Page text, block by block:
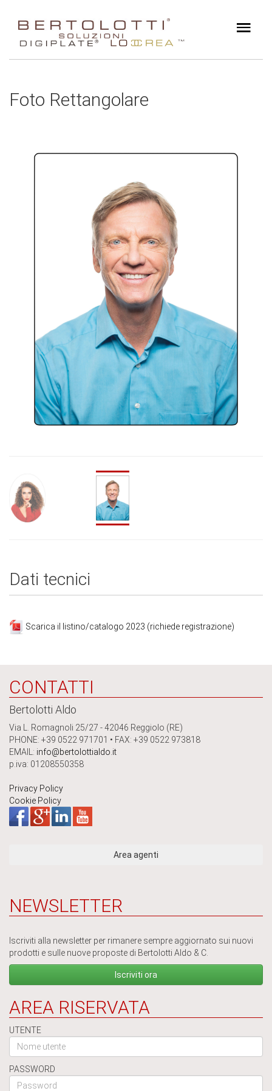
Foto Rettangolare
Dati tecnici
Scarica il listino/catalogo 2023 (richiede registrazione)
CONTATTI
Bertolotti Aldo
Via L. Romagnoli 25/27 - 42046 Reggiolo (RE)
PHONE: +39 0522 971701 • FAX: +39 0522 973818
EMAIL: info@bertolottialdo.it
p.iva: 01208550358
Privacy Policy
Cookie Policy
NEWSLETTER
Iscriviti alla newsletter per rimanere sempre aggiornato sui nuovi
prodotti e sulle nuove proposte di Bertolotti Aldo & C.
Iscriviti ora
AREA RISERVATA
UTENTE
PASSWORD